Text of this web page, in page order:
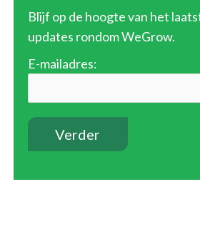
Blijf op de hoogte van het
updates rondom WeGrow.
E-mailadres: